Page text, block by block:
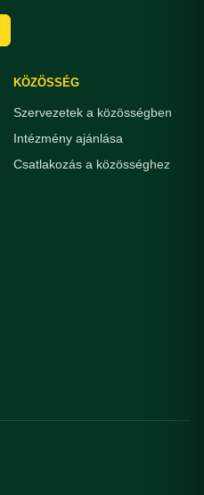
KÖZÖSSÉG
Szervezetek a közösségben
Intézmény ajánlása
Csatlakozás a közösséghez